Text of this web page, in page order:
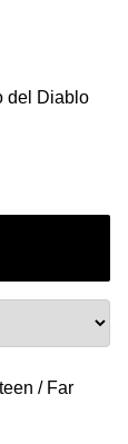
del Diablo
/ Far